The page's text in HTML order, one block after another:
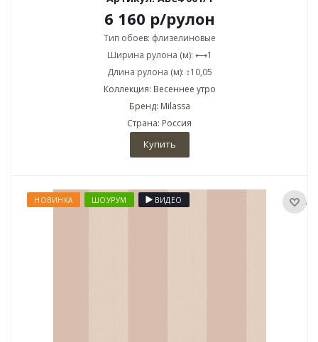
6 160 р/рулон
Тип обоев: флизелиновые
Ширина рулона (м): ⟷1
Длина рулона (м): ↕10,05
Коллекция: Весеннее утро
Бренд: Milassa
Страна: Россия
Купить
НОВИНКА ШОУРУМ ВИДЕО